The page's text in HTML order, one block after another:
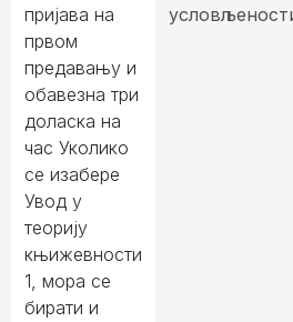
пријава на
првом
предавању и
обавезна три
доласка на
час Уколико
се изабере
Увод у
теорију
књижевности
1, мора се
бирати и